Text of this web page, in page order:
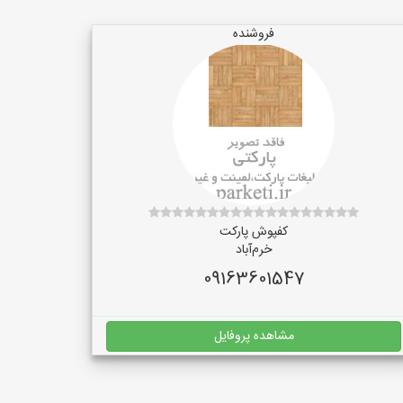
فروشنده
کفپوش پارکت
خرم‌آباد
09163601547
مشاهده پروفایل